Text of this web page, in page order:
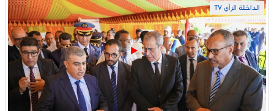
الداخلة الرأي TV